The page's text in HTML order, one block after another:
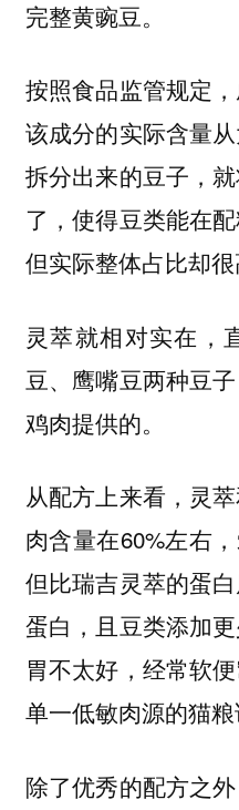
完整黄豌豆。
按照食品监管规定
该成分的实际含量从
拆分出来的豆子，
了，使得豆类能在
但实际整体占比却很
灵萃就相对实在，
豆、鹰嘴豆两种豆
鸡肉提供的。
从配方上来看，灵
肉含量在60%左右
但比瑞吉灵萃的蛋
蛋白，且豆类添加
胃不太好，经常软
单一低敏肉源的猫粮
除了优秀的配方之